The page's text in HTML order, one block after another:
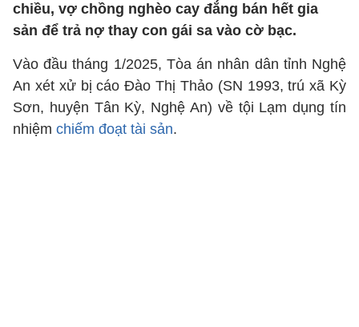
chiều, vợ chồng nghèo cay đắng bán hết gia
sản để trả nợ thay con gái sa vào cờ bạc.
Vào đầu tháng 1/2025, Tòa án nhân dân tỉnh Nghệ
An xét xử bị cáo Đào Thị Thảo (SN 1993, trú xã Kỳ
Sơn, huyện Tân Kỳ, Nghệ An) về tội Lạm dụng tín
nhiệm chiếm đoạt tài sản.